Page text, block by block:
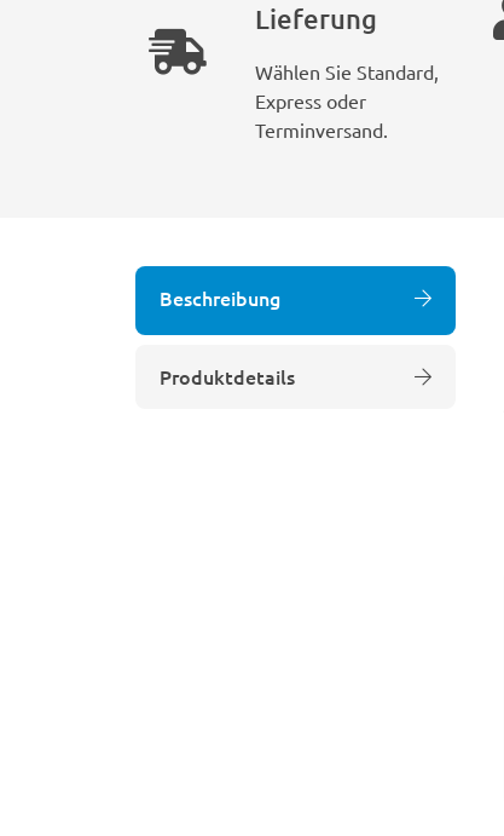
Lieferung
Wählen Sie Standard,
Express oder
Terminversand.
Beschreibung
Produktdetails